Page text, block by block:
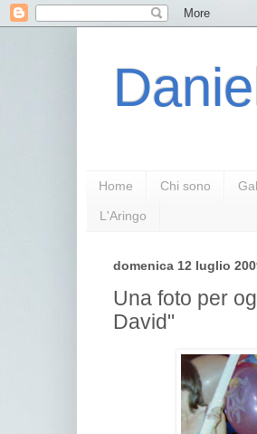
Home Chi sono
L'Aringo
domenica 12 luglio
Una foto per
David"